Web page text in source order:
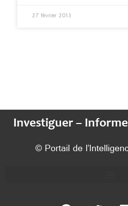
27 février 2013
Investiguer –
© Portail de